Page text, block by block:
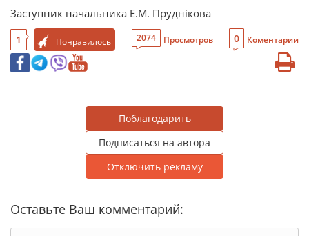
Заступник начальника Е.М. Пруднікова
1 Понравилось 2074 Просмотров 0 Коментарии
Поблагодарить
Подписаться на автора
Отключить рекламу
Оставьте Ваш комментарий: